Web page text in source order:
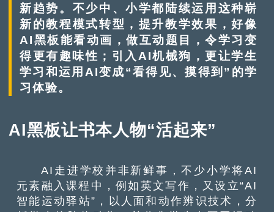
新趋势。不少中、小学都陆续运用这种崭
新的教程模式转型，提升教学效果，好像
AI黑板能看动画，做互动题目，令学习变
得更有趣味性；引入AI机械狗，更让学生
学习和运用AI变成“看得见、摸得到”的学
习体验。
AI黑板让书本人物“活起来”
AI走进学校并非新鲜事，不少小学将AI
元素融入课程中，例如英文写作，又设立“AI
智能运动驿站”，以人面和动作辨识技术，分